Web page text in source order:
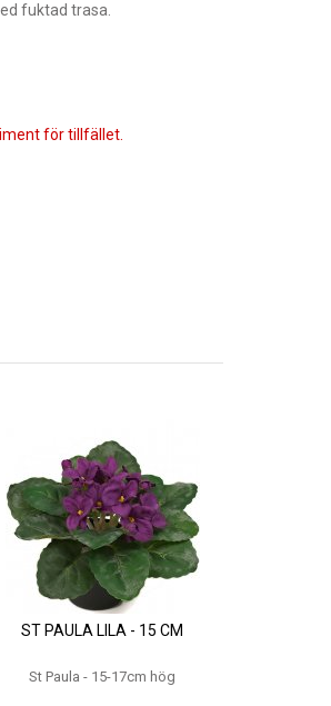
fuktad trasa.
för tillfället.
ST PAULA LILA - 15 CM
St Paula - 15-17cm hög